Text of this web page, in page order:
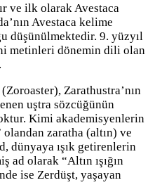
ve ilk olarak Avestaca
Avestaca kelime
düşünülmektedir. 9. yüzyıl
metinleri dönemin dili olan
Zarathustra’nın
uştra sözcüğünün
Kimi akademisyenlerin
zaratha (altın) ve
dünyaya ışık getirenlerin
olarak “Altın ışığın
ise Zerdüşt, yaşayan